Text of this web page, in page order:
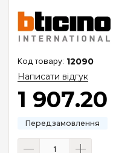
12090
Написати відгук
1 907.20